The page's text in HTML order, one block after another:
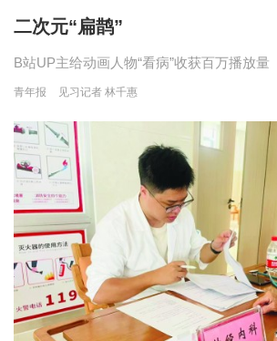
二次元“扁鹊”
B站UP主给动画人物“看病”收获百万播放量
青年报 见习记者 林千惠